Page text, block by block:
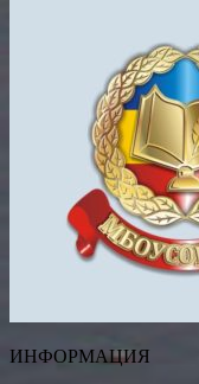
ИНФОРМАЦИЯ